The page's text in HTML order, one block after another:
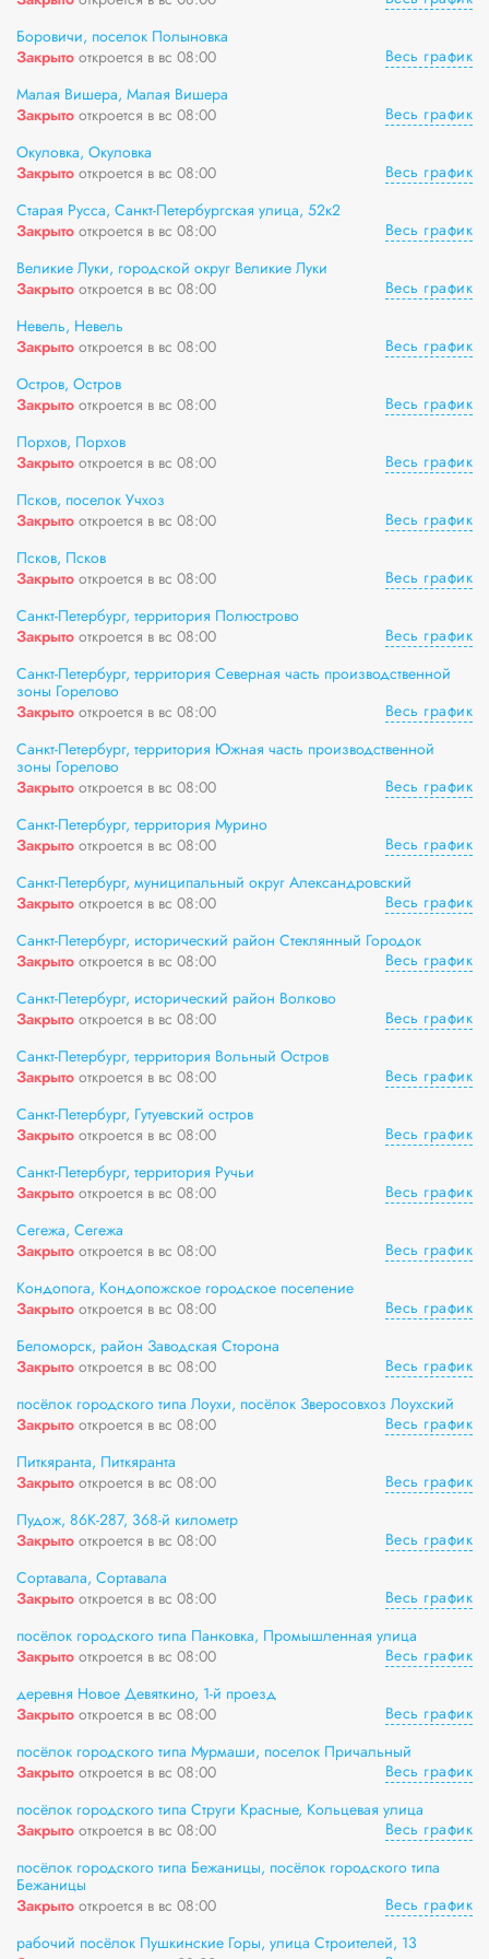
Боровичи, поселок Полыновка
Закрыто откроется в вс 08:00
Весь график
Малая Вишера, Малая Вишера
Закрыто откроется в вс 08:00
Весь график
Окуловка, Окуловка
Закрыто откроется в вс 08:00
Весь график
Старая Русса, Санкт-Петербургская улица, 52к2
Закрыто откроется в вс 08:00
Весь график
Великие Луки, городской округ Великие Луки
Закрыто откроется в вс 08:00
Весь график
Невель, Невель
Закрыто откроется в вс 08:00
Весь график
Остров, Остров
Закрыто откроется в вс 08:00
Весь график
Порхов, Порхов
Закрыто откроется в вс 08:00
Весь график
Псков, поселок Учхоз
Закрыто откроется в вс 08:00
Весь график
Псков, Псков
Закрыто откроется в вс 08:00
Весь график
Санкт-Петербург, территория Полюстрово
Закрыто откроется в вс 08:00
Весь график
Санкт-Петербург, территория Северная часть производственной
зоны Горелово
Закрыто откроется в вс 08:00
Весь график
Санкт-Петербург, территория Южная часть производственной
зоны Горелово
Закрыто откроется в вс 08:00
Весь график
Санкт-Петербург, территория Мурино
Закрыто откроется в вс 08:00
Весь график
Санкт-Петербург, муниципальный округ Александровский
Закрыто откроется в вс 08:00
Весь график
Санкт-Петербург, исторический район Стеклянный Городок
Закрыто откроется в вс 08:00
Весь график
Санкт-Петербург, исторический район Волково
Закрыто откроется в вс 08:00
Весь график
Санкт-Петербург, территория Вольный Остров
Закрыто откроется в вс 08:00
Весь график
Санкт-Петербург, Гутуевский остров
Закрыто откроется в вс 08:00
Весь график
Санкт-Петербург, территория Ручьи
Закрыто откроется в вс 08:00
Весь график
Сегежа, Сегежа
Закрыто откроется в вс 08:00
Весь график
Кондопога, Кондопожское городское поселение
Закрыто откроется в вс 08:00
Весь график
Беломорск, район Заводская Сторона
Закрыто откроется в вс 08:00
Весь график
посёлок городского типа Лоухи, посёлок Зверосовхоз Лоухский
Закрыто откроется в вс 08:00
Весь график
Питкяранта, Питкяранта
Закрыто откроется в вс 08:00
Весь график
Пудож, 86К-287, 368-й километр
Закрыто откроется в вс 08:00
Весь график
Сортавала, Сортавала
Закрыто откроется в вс 08:00
Весь график
посёлок городского типа Панковка, Промышленная улица
Закрыто откроется в вс 08:00
Весь график
деревня Новое Девяткино, 1-й проезд
Закрыто откроется в вс 08:00
Весь график
посёлок городского типа Мурмаши, поселок Причальный
Закрыто откроется в вс 08:00
Весь график
посёлок городского типа Струги Красные, Кольцевая улица
Закрыто откроется в вс 08:00
Весь график
посёлок городского типа Бежаницы, посёлок городского типа
Бежаницы
Закрыто откроется в вс 08:00
Весь график
рабочий посёлок Пушкинские Горы, улица Строителей, 13